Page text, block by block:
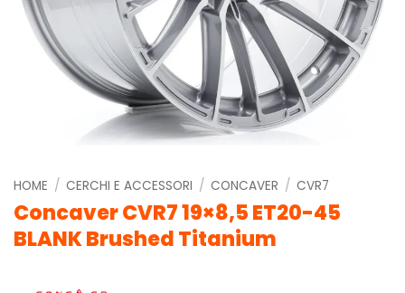
HOME / CERCHI E ACCESSORI / CONCAVER / CVR7
Concaver CVR7 19×8,5 ET20-45
BLANK Brushed Titanium